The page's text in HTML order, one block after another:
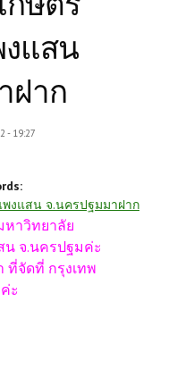
แสน
ฝาก
- 19:27
พงแสน จ.นครปฐมมาฝาก
หาวิทยาลัย
น จ.นครปฐมค่ะ
ที่จัดที่ กรุงเทพ
ะ